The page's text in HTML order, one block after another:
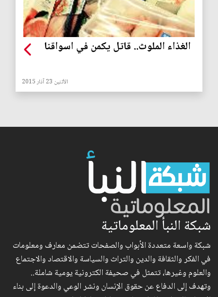
الغذاء الملوث.. قاتل يكمن في اسواقنا
الأثنين 23 آذار 2015
شبكة النبأ المعلوماتية
شبكة واسعة متعددة الأبواب والصفحات تتضمن معارف ومعلومات
في الفكر والثقافة والدين والتراث والسياسة والاقتصاد والاجتماع
والعلوم وغيرها، تتمثل في صحيفة الكترونية يومية شاملة..
وتهدف إلى الدفاع عن حقوق الإنسان ونشر الوعي والدعوة إلى بناء